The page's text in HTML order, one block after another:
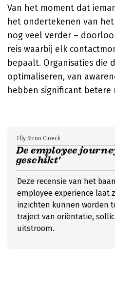
Van het moment dat
het ondertekenen van
nog veel verder –
reis waarbij elk
bepaalt. Organisaties die
optimaliseren, van
hebben significant betere
De employee
geschikt'
Elly Stroo Cloeck
Deze recensie van het
employee experience laat
inzichten kunnen worden
traject van oriëntatie,
uitstroom.